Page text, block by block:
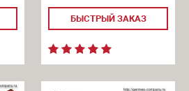
БЫСТРЫЙ ЗАКАЗ